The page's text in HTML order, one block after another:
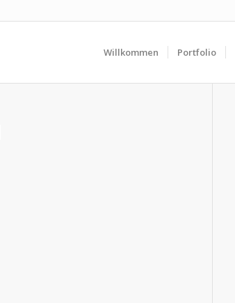
Willkommen Portfolio